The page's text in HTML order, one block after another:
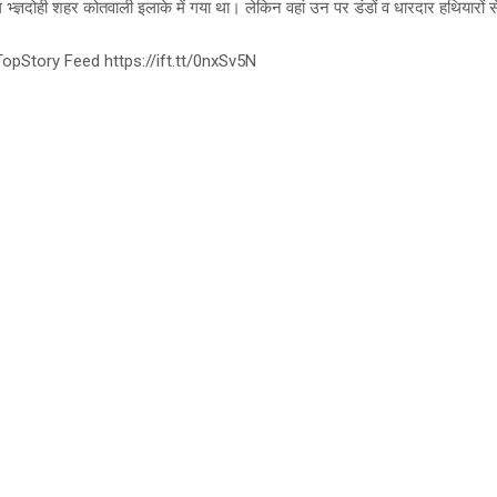
शहर कोतवाली इलाके में गया था। लेकिन वहां उन पर डंडों व धारदार हथियारों
Feed https://ift.tt/0nxSv5N